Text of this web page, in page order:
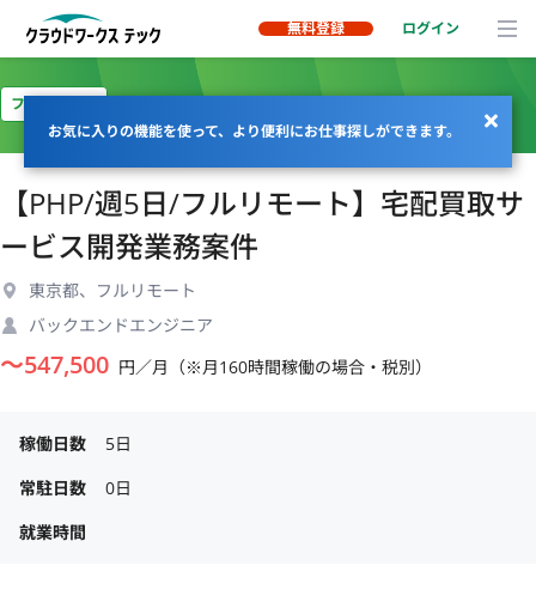
無料登録 ログイン
お気に入りの機能を使って、より便利にお仕事探しができます。
フルリモート
【PHP/週5日/フルリモート】宅配買取サ
ービス開発業務案件
東京都、フルリモート
バックエンドエンジニア
〜547,500 円／月（※月160時間稼働の場合・税別）
稼働日数
5日
常駐日数
0日
就業時間